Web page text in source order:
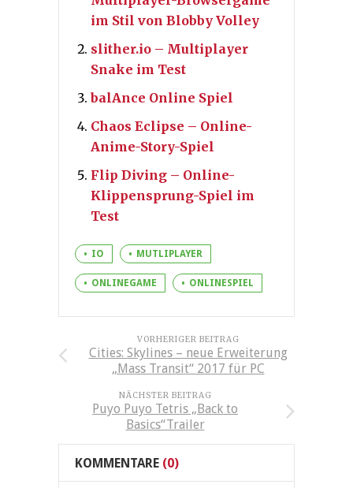
im Stil von Blobby Volley
slither.io – Multiplayer
Snake im Test
balAnce Online Spiel
Chaos Eclipse – Online-
Anime-Story-Spiel
Flip Diving – Online-
Klippensprung-Spiel im
Test
IO MUTLIPLAYER
ONLINEGAME ONLINESPIEL
VORHERIGER BEITRAG
Cities: Skylines – neue Erweiterung
„Mass Transit“ 2017 für PC
NÄCHSTER BEITRAG
Puyo Puyo Tetris „Back to
Basics“Trailer
KOMMENTARE (0)